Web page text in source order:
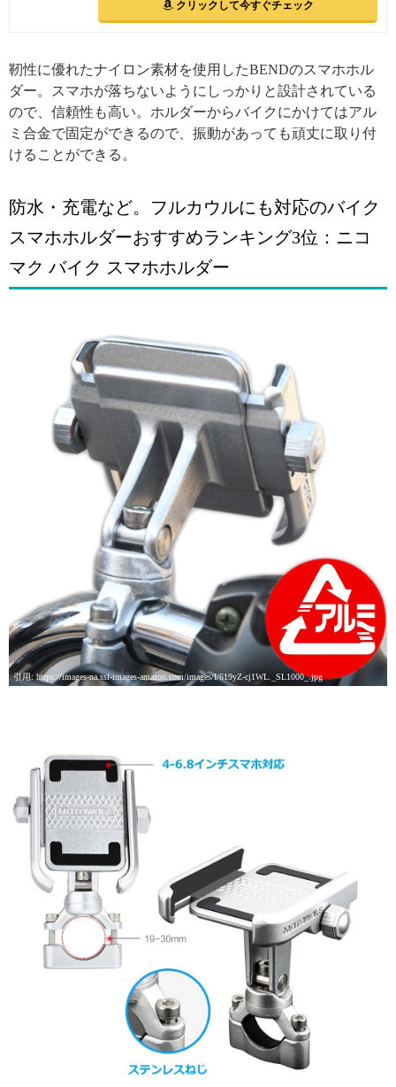
クリックして今すぐチェック
靭性に優れたナイロン素材を使用したBENDのスマホホル
ダー。スマホが落ちないようにしっかりと設計されている
ので、信頼性も高い。ホルダーからバイクにかけてはアル
ミ合金で固定ができるので、振動があっても頑丈に取り付
けることができる。
防水・充電など。フルカウルにも対応のバイク
スマホホルダーおすすめランキング3位：ニコ
マク バイク スマホホルダー
引用: https://images-na.ssl-images-amazon.com/images/I/619yZ-cj1WL._SL1000_.jpg
引用: https://images-na.ssl-images-amazon.com/images/I/61MHMoxFDyL._SL1002_.jpg